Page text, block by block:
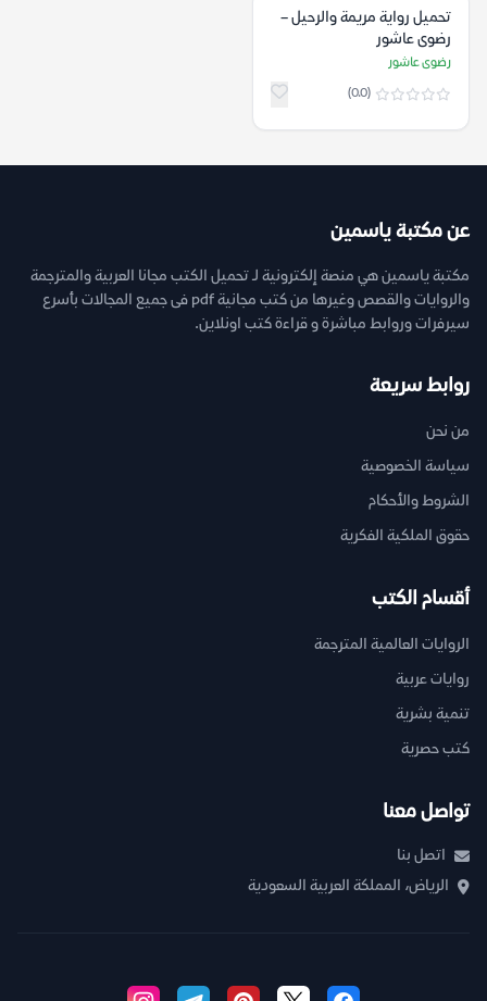
تحميل رواية مريمة والرحيل –
رضوى عاشور
رضوى عاشور
(0.0)
عن مكتبة ياسمين
مكتبة ياسمين هي منصة إلكترونية لـ تحميل الكتب مجانا العربية والمترجمة
والروايات والقصص وغيرها من كتب مجانية pdf فى جميع المجالات بأسرع
سيرفرات وروابط مباشرة و قراءة كتب اونلاين.
روابط سريعة
من نحن
سياسة الخصوصية
الشروط والأحكام
حقوق الملكية الفكرية
أقسام الكتب
الروايات العالمية المترجمة
روايات عربية
تنمية بشرية
كتب حصرية
تواصل معنا
اتصل بنا
الرياض، المملكة العربية السعودية